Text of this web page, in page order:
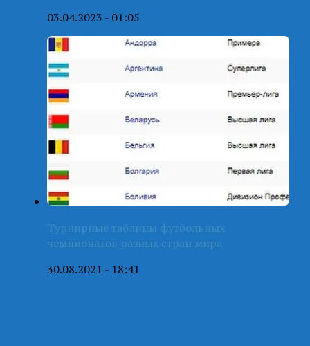
03.04.2023 - 01:05
Турнирные таблицы футбольных
чемпионатов разных стран мира
30.08.2021 - 18:41